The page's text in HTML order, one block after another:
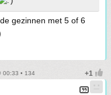
gezinnen met 5 of 6
00:33 • 134